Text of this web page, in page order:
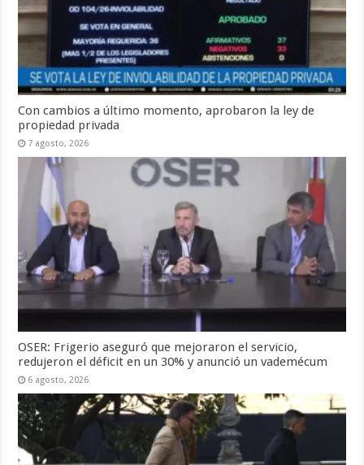
Con cambios a último momento, aprobaron la ley de
propiedad privada
7 agosto, 2026
OSER: Frigerio aseguró que mejoraron el servicio,
redujeron el déficit en un 30% y anunció un vademécum
6 agosto, 2026